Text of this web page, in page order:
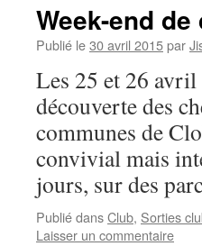
Week-end
Publié le30 avril 2015par
Les 25 et 26 avril
découverte des
communes de
convivial mais
jours, sur des
Publié dansClub, Sorties
Laisser un commentaire